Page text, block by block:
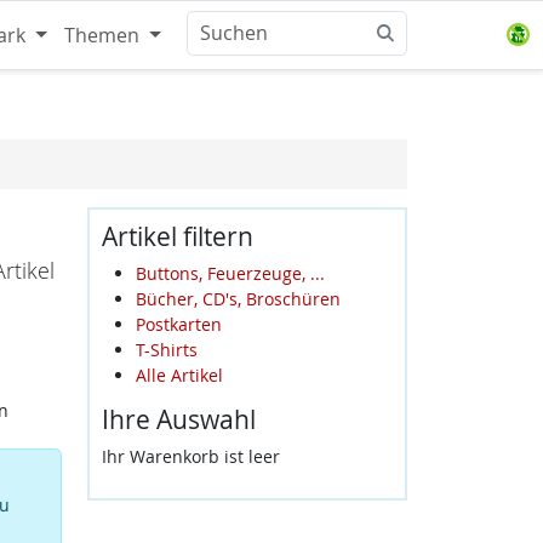
Themen
Artikel filtern
Buttons, Feuerzeuge, ...
Bücher, CD's, Broschüren
Postkarten
T-Shirts
Alle Artikel
Ihre Auswahl
Ihr Warenkorb ist leer